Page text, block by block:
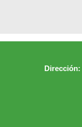
Dirección: